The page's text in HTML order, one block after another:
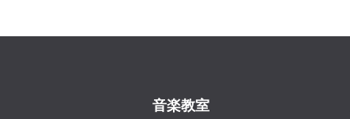
音楽教室